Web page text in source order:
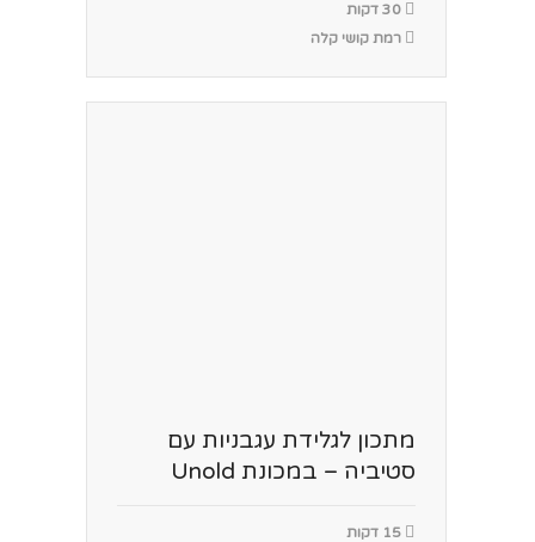
30 דקות
רמת קושי קלה
מתכון לגלידת עגבניות עם
סטיביה – במכונת Unold
15 דקות